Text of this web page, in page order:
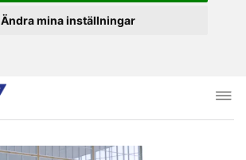
Ändra mina inställningar